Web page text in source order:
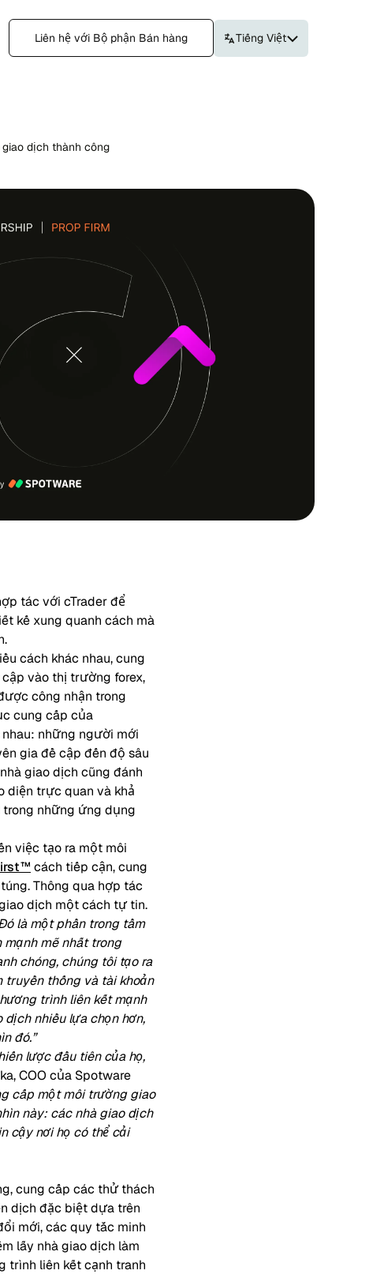
Liên hệ với Bộ phận Bán hàng Tiếng Việt
dịch thành công
tác với cTrader để
kế xung quanh cách mà
cách khác nhau, cung
vào thị trường forex,
công nhận trong
cung cấp của
những người mới
gia đề cập đến độ sâu
giao dịch cũng đánh
diện trực quan và khả
những ứng dụng
việc tạo ra một môi
cách tiếp cận, cung
Thông qua hợp tác
dịch một cách tự tin.
là một phần trong tầm
mẽ nhất trong
chóng, chúng tôi tạo ra
truyền thống và tài khoản
trình liên kết mạnh
nhiều lựa chọn hơn,
đó.”
lược đầu tiên của họ,
COO của Spotware
cấp một môi trường giao
này: các nhà giao dịch
cậy nơi họ có thể cải
cung cấp các thử thách
dịch đặc biệt dựa trên
mới, các quy tắc minh
lấy nhà giao dịch làm
trình liên kết cạnh tranh